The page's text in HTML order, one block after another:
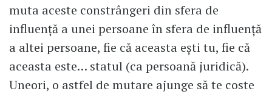
muta aceste constrângeri din sfera de
influență a unei persoane în sfera de influență
a altei persoane, fie că aceasta ești tu, fie că
aceasta este… statul (ca persoană juridică).
Uneori, o astfel de mutare ajunge să te coste